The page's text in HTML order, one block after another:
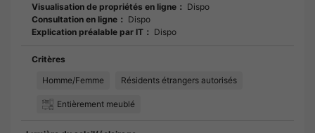
Visualisation de propriétés en ligne： Dispo
Consultation en ligne： Dispo
Explication préalable par IT： Dispo
Critères
Homme/Femme
Résidents étrangers autorisés
Entièrement meublé